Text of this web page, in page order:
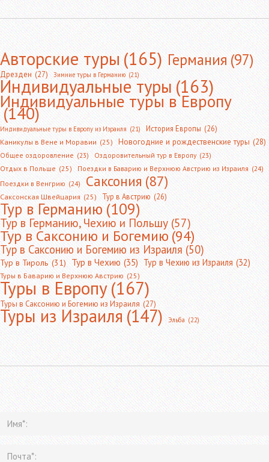
Авторские туры(165) Германия(97)
Дрезден (27) Зимние туры в Германию (21)
Индивидуальные туры(163)
Индивидуальные туры в Европу
(140)
Индивидуальные туры в Европу из Израиля (21) История Европы (26)
Каникулы в Вене и Моравии (25) Новогодние и рождественские туры (28)
Общее оздоровление (23) Оздоровительный тур в Европу (23)
Отдых в Польше (25) Поездки в Баварию и Верхнюю Австрию из Израиля (24)
Поездки в Венгрию (24) Саксония(87)
Саксонская Швейцария (25) Тур в Австрию (26)
Тур в Германию(109)
Тур в Германию, Чехию и Польшу (57)
Тур в Саксонию и Богемию(94)
Тур в Саксонию и Богемию из Израиля (50)
Тур в Тироль (31) Тур в Чехию (35) Тур в Чехию из Израиля (32)
Туры в Баварию и Верхнюю Австрию (25)
Туры в Европу(167)
Туры в Саксонию и Богемию из Израиля (27)
Туры из Израиля(147) Эльба (22)